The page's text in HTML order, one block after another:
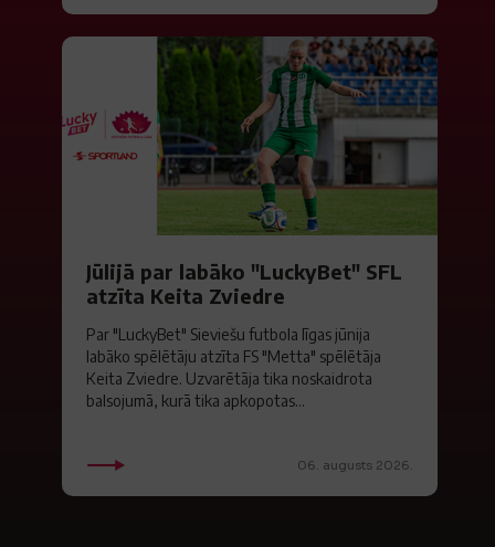
Jūlijā par labāko "LuckyBet" SFL
atzīta Keita Zviedre
Par "LuckyBet" Sieviešu futbola līgas jūnija
labāko spēlētāju atzīta FS "Metta" spēlētāja
Keita Zviedre. Uzvarētāja tika noskaidrota
balsojumā, kurā tika apkopotas...
06. augusts 2026.